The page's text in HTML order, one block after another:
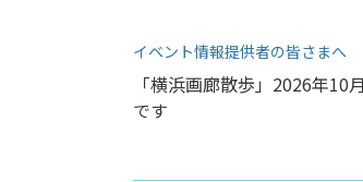
イベント情報提供者の皆さまへ
「横浜画廊散歩」2026年
です